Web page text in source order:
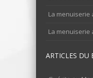
La menuiserie
La menuiserie
ARTICLES DU